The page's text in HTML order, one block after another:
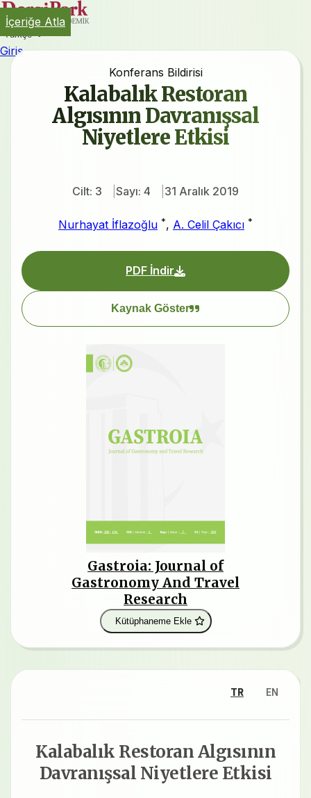
Türkçe
Giriş
Konferans Bildirisi
Kalabalık Restoran
Algısının Davranışsal
Niyetlere Etkisi
Cilt: 3 Sayı: 4 31 Aralık 2019
Nurhayat İflazoğlu *, A. Celil Çakıcı *
PDF İndir
Kaynak Göster
Gastroia: Journal of
Gastronomy And Travel
Research
Kütüphaneme Ekle
İçeriğe Atla
TR EN
Kalabalık Restoran Algısının
Davranışsal Niyetlere Etkisi